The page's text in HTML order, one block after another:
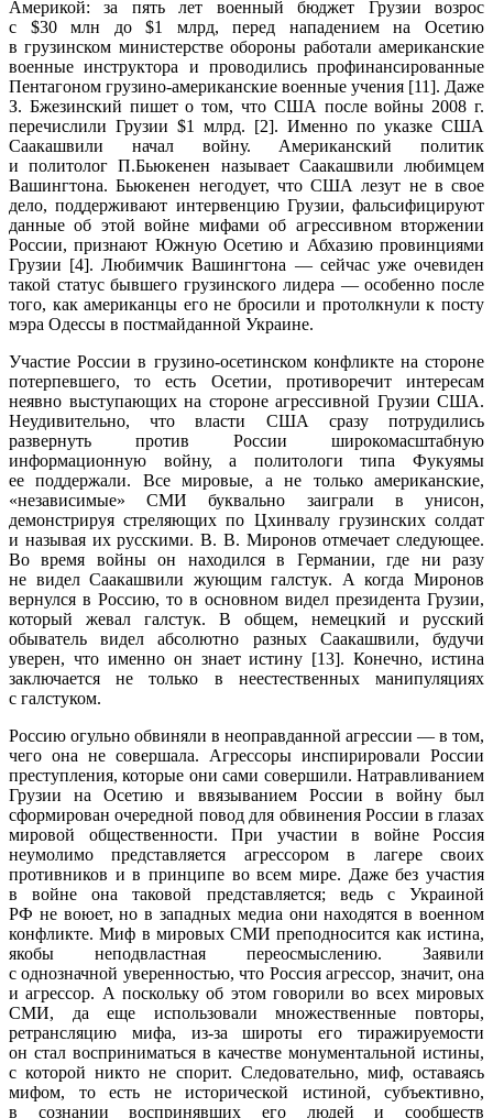
Америкой: за пять лет военный бюджет Грузии возрос
с $30 млн до $1 млрд, перед нападением на Осетию
в грузинском министерстве обороны работали американские
военные инструктора и проводились профинансированные
Пентагоном грузино-американские военные учения [11]. Даже
З. Бжезинский пишет о том, что США после войны 2008 г.
перечислили Грузии $1 млрд. [2]. Именно по указке США
Саакашвили начал войну. Американский политик
и политолог П.Бьюкенен называет Саакашвили любимцем
Вашингтона. Бьюкенен негодует, что США лезут не в свое
дело, поддерживают интервенцию Грузии, фальсифицируют
данные об этой войне мифами об агрессивном вторжении
России, признают Южную Осетию и Абхазию провинциями
Грузии [4]. Любимчик Вашингтона — сейчас уже очевиден
такой статус бывшего грузинского лидера — особенно после
того, как американцы его не бросили и протолкнули к посту
мэра Одессы в постмайданной Украине.
Участие России в грузино-осетинском конфликте на стороне
потерпевшего, то есть Осетии, противоречит интересам
неявно выступающих на стороне агрессивной Грузии США.
Неудивительно, что власти США сразу потрудились
развернуть против России широкомасштабную
информационную войну, а политологи типа Фукуямы
ее поддержали. Все мировые, а не только американские,
«независимые» СМИ буквально заиграли в унисон,
демонстрируя стреляющих по Цхинвалу грузинских солдат
и называя их русскими. В. В. Миронов отмечает следующее.
Во время войны он находился в Германии, где ни разу
не видел Саакашвили жующим галстук. А когда Миронов
вернулся в Россию, то в основном видел президента Грузии,
который жевал галстук. В общем, немецкий и русский
обыватель видел абсолютно разных Саакашвили, будучи
уверен, что именно он знает истину [13]. Конечно, истина
заключается не только в неестественных манипуляциях
с галстуком.
Россию огульно обвиняли в неоправданной агрессии — в том,
чего она не совершала. Агрессоры инспирировали России
преступления, которые они сами совершили. Натравливанием
Грузии на Осетию и ввязыванием России в войну был
сформирован очередной повод для обвинения России в глазах
мировой общественности. При участии в войне Россия
неумолимо представляется агрессором в лагере своих
противников и в принципе во всем мире. Даже без участия
в войне она таковой представляется; ведь с Украиной
РФ не воюет, но в западных медиа они находятся в военном
конфликте. Миф в мировых СМИ преподносится как истина,
якобы неподвластная переосмыслению. Заявили
с однозначной уверенностью, что Россия агрессор, значит, она
и агрессор. А поскольку об этом говорили во всех мировых
СМИ, да еще использовали множественные повторы,
ретрансляцию мифа, из-за широты его тиражируемости
он стал восприниматься в качестве монументальной истины,
с которой никто не спорит. Следовательно, миф, оставаясь
мифом, то есть не исторической истиной, субъективно,
в сознании воспринявших его людей и сообществ